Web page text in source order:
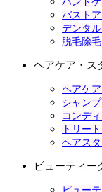
バスト
デンタ
脱毛除
ヘアケア・ス
ヘアケ
シャン
コンデ
トリー
ヘアス
ビューティー